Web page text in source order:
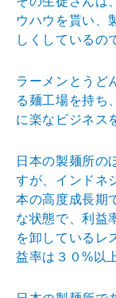
ウハウを貰い、
しくしているの
ラーメンとうど
る麺工場を持ち
に楽なビジネス
日本の製麺所の
すが、インドネ
本の高度成長期
な状態で、利益
を卸しているレ
益率は３０%以